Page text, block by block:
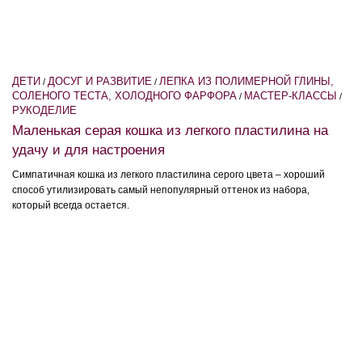
ДЕТИ / ДОСУГ И РАЗВИТИЕ / ЛЕПКА ИЗ ПОЛИМЕРНОЙ ГЛИНЫ,
СОЛЕНОГО ТЕСТА, ХОЛОДНОГО ФАРФОРА / МАСТЕР-КЛАССЫ /
РУКОДЕЛИЕ
Маленькая серая кошка из легкого пластилина на
удачу и для настроения
Симпатичная кошка из легкого пластилина серого цвета – хороший
способ утилизировать самый непопулярный оттенок из набора,
который всегда остается.